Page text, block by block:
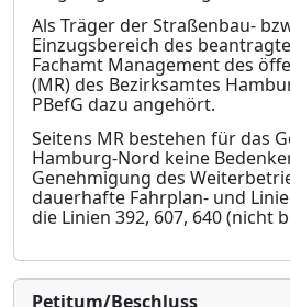
Als Träger der Straßenbau-
Einzugsbereich des
Fachamt Management des
(MR) des Bezirksamtes
PBefG dazu angehört.
Seitens MR bestehen für das
Hamburg-Nord keine
Genehmigung des
dauerhafte Fahrplan- und
die Linien 392, 607, 640 (nicht
Petitum/Beschluss